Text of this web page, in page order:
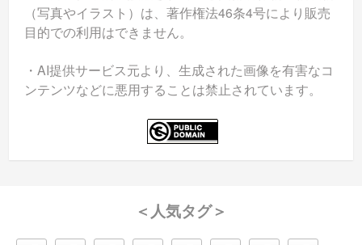
（写真やイラスト）は、著作権法46条4号により販売
目的での利用はできません。
・AI提供サービス元より、生成された画像を有害なコ
ンテンツなどに悪用することは禁止されています。
＜人気タグ＞